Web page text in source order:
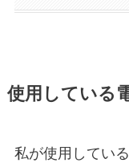
使用している
私が使用してい